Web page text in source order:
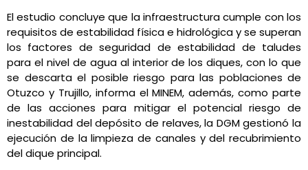
El estudio concluye que la infraestructura cumple con los
requisitos de estabilidad física e hidrológica y se superan
los factores de seguridad de estabilidad de taludes
para el nivel de agua al interior de los diques, con lo que
se descarta el posible riesgo para las poblaciones de
Otuzco y Trujillo, informa el MINEM, además, como parte
de las acciones para mitigar el potencial riesgo de
inestabilidad del depósito de relaves, la DGM gestionó la
ejecución de la limpieza de canales y del recubrimiento
del dique principal.